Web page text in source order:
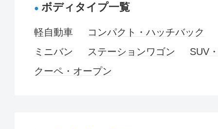
ボディタイプ一覧
軽自動車
コンパクト・ハッチバック
ミニバン
ステーションワゴン
SUV
クーペ・オープン